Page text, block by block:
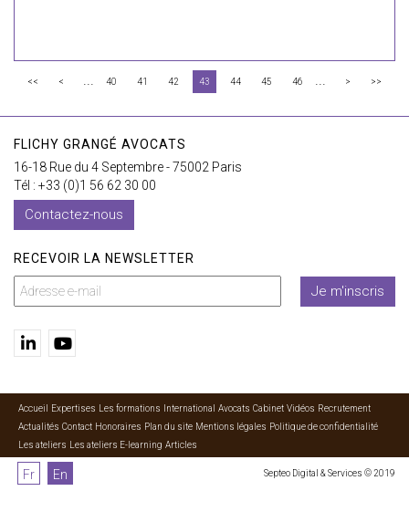
<< < ... 40 41 42 43 44 45 46 ... > >>
FLICHY GRANGÉ AVOCATS
16-18 Rue du 4 Septembre - 75002 Paris
Tél : +33 (0)1 56 62 30 00
Contactez-nous
RECEVOIR LA NEWSLETTER
Je m'inscris
Accueil Expertises Les formations International Avocats Cabinet Vidéos Recrutement
Actualités Contact Honoraires Plan du site Mentions légales Politique de confidentialité
Les ateliers
Les ateliers E-learning Articles
Fr En Septeo Digital & Services © 2019